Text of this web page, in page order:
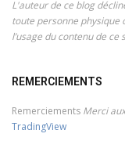
L'auteur de ce blog
toute personne physique
l’usage du contenu de ce
REMERCIEMENTS
Remerciements Merci
TradingView